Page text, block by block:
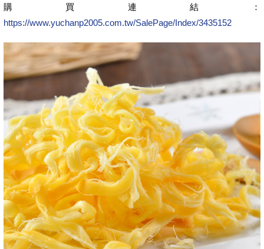
購買連結：
https://www.yuchanp2005.com.tw/SalePage/Index/3435152